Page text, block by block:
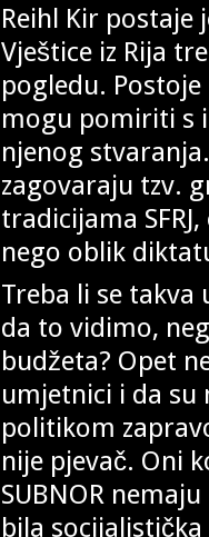
Reihl Kir postaje
Vještice iz Rija
pogledu.
mogu pomiriti s
njenog
zagovaraju tzv.
tradicijama
nego oblik
Treba li se
da to vidimo,
budžeta? Opet
umjetnici i da su
politikom
nije pjevač. Oni
SUBNOR
bila